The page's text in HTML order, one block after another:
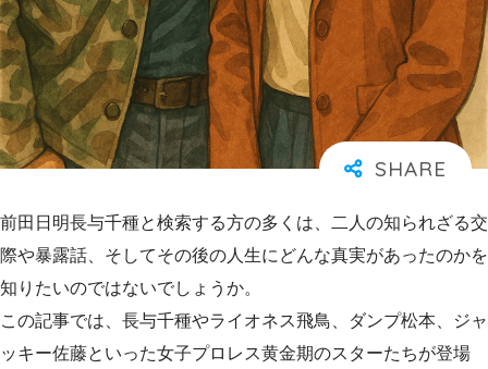
前田日明長与千種と検索する方の多くは、二人の知られざる交
際や暴露話、そしてその後の人生にどんな真実があったのかを
知りたいのではないでしょうか。
この記事では、長与千種やライオネス飛鳥、ダンプ松本、ジャ
ッキー佐藤といった女子プロレス黄金期のスターたちが登場